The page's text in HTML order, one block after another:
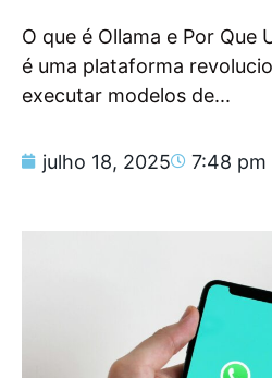
O que é Ollama e Por Que
é uma plataforma
executar modelos de...
julho 18, 2025 7:48 pm